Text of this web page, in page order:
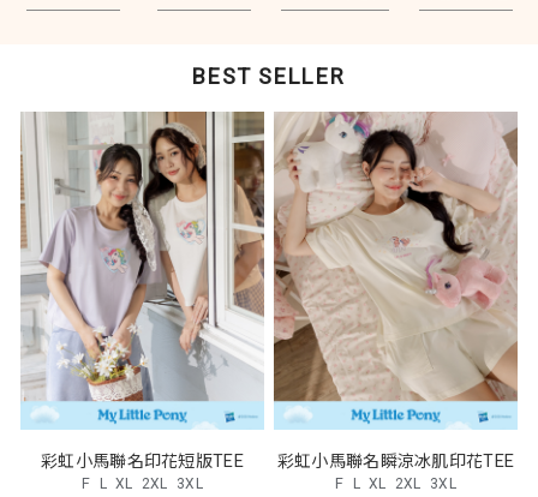
BEST SELLER
彩虹小馬聯名印花短版TEE
F L XL 2XL 3XL
彩虹小馬聯名瞬涼冰肌印花TEE
F L XL 2XL 3XL